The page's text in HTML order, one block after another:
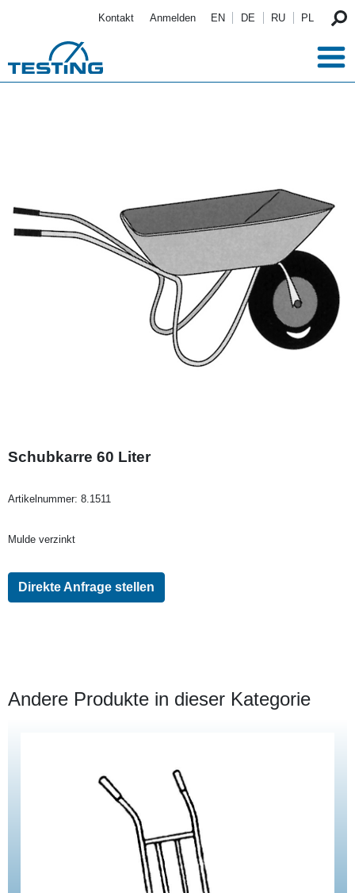
Kontakt Anmelden EN DE RU PL
Schubkarre 60 Liter
Artikelnummer: 8.1511
Mulde verzinkt
Direkte Anfrage stellen
Andere Produkte in dieser Kategorie